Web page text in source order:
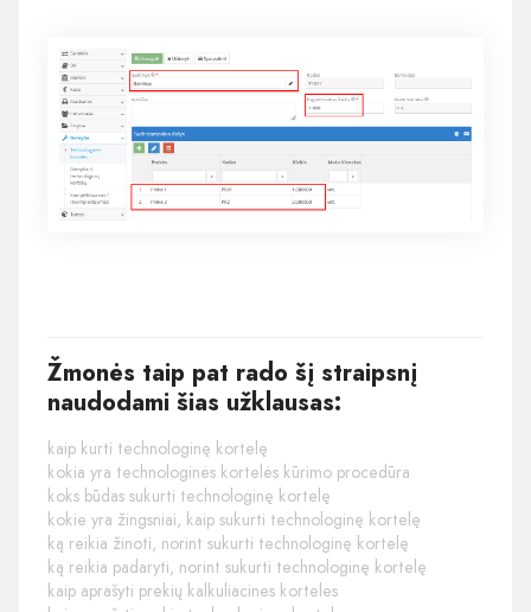
Žmonės taip pat rado šį straipsnį
naudodami šias užklausas:
kaip kurti technologinę kortelę
kokia yra technologinės kortelės kūrimo procedūra
koks būdas sukurti technologinę kortelę
kokie yra žingsniai, kaip sukurti technologinę kortelę
ką reikia žinoti, norint sukurti technologinę kortelę
ką reikia padaryti, norint sukurti technologinę kortelę
kaip aprašyti prekių kalkuliacines korteles